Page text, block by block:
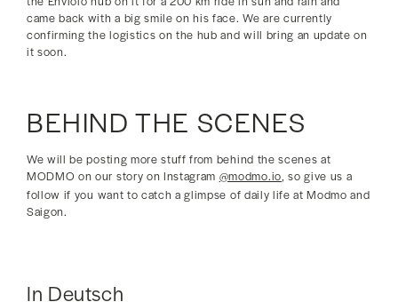
came back with a big smile on his face. We are currently
confirming the logistics on the hub and will bring an update on
it soon.
BEHIND THE SCENES
We will be posting more stuff from behind the scenes at
MODMO on our story on Instagram @modmo.io, so give us a
follow if you want to catch a glimpse of daily life at Modmo and
Saigon.
In Deutsch